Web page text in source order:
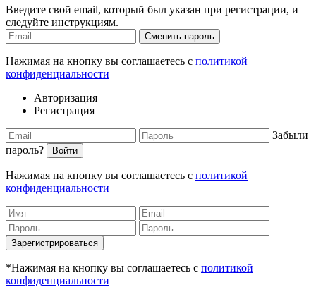
Введите свой email, который был указан при регистрации, и
следуйте инструкциям.
Сменить пароль
Нажимая на кнопку вы соглашаетесь с политикой
конфиденциальности
Авторизация
Регистрация
Забыли
пароль?
Войти
Нажимая на кнопку вы соглашаетесь с политикой
конфиденциальности
Зарегистрироваться
*Нажимая на кнопку вы соглашаетесь с политикой
конфиденциальности